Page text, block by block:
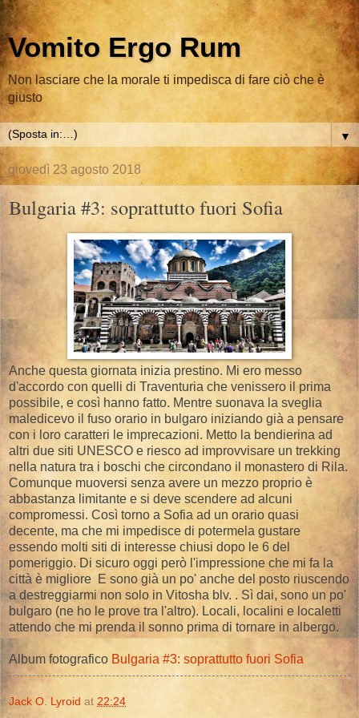
Vomito Ergo Rum
Non lasciare che la morale ti impedisca di fare ciò che è
giusto
▼
giovedì 23 agosto 2018
Bulgaria #3: soprattutto fuori Sofia
Anche questa giornata inizia prestino. Mi ero messo
d'accordo con quelli di Traventuria che venissero il prima
possibile, e così hanno fatto. Mentre suonava la sveglia
maledicevo il fuso orario in bulgaro iniziando già a pensare
con i loro caratteri le imprecazioni. Metto la bendierina ad
altri due siti UNESCO e riesco ad improvvisare un trekking
nella natura tra i boschi che circondano il monastero di Rila.
Comunque muoversi senza avere un mezzo proprio è
abbastanza limitante e si deve scendere ad alcuni
compromessi. Così torno a Sofia ad un orario quasi
decente, ma che mi impedisce di potermela gustare
essendo molti siti di interesse chiusi dopo le 6 del
pomeriggio. Di sicuro oggi però l'impressione che mi fa la
città è migliore E sono già un po' anche del posto riuscendo
a destreggiarmi non solo in Vitosha blv. . Sì dai, sono un po'
bulgaro (ne ho le prove tra l'altro). Locali, localini e localetti
attendo che mi prenda il sonno prima di tornare in albergo.
Album fotografico Bulgaria #3: soprattutto fuori Sofia
Jack O. Lyroid at 22:24